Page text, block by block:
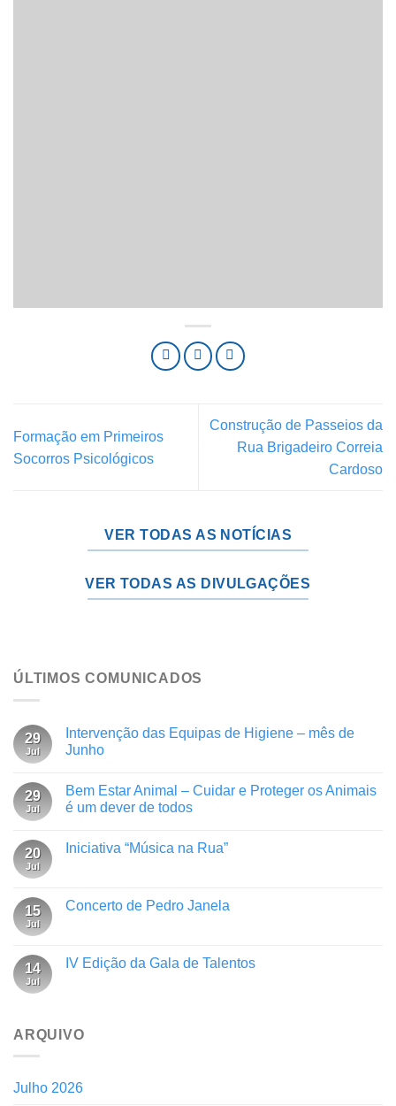
Formação em Primeiros
Socorros Psicológicos
Construção de Passeios da
Rua Brigadeiro Correia
Cardoso
VER TODAS AS NOTÍCIAS
VER TODAS AS DIVULGAÇÕES
ÚLTIMOS COMUNICADOS
29
Jul
Intervenção das Equipas de Higiene – mês de
Junho
29
Jul
Bem Estar Animal – Cuidar e Proteger os Animais
é um dever de todos
20
Jul
Iniciativa “Música na Rua”
15
Jul
Concerto de Pedro Janela
14
Jul
IV Edição da Gala de Talentos
ARQUIVO
Julho 2026